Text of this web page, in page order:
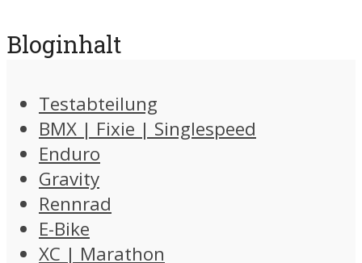
Bloginhalt
Testabteilung
BMX | Fixie | Singlespeed
Enduro
Gravity
Rennrad
E-Bike
XC | Marathon